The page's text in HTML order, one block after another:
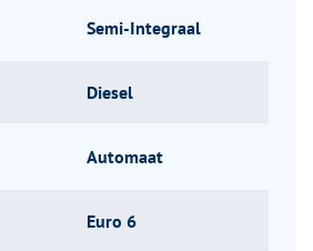
Semi-Integraal
Diesel
Automaat
Euro 6